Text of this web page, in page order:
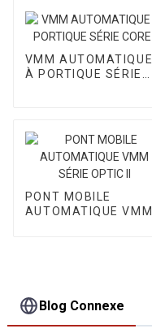
VMM AUTOMATIQUE
À PORTIQUE SÉRIE
PONT MOBILE
AUTOMATIQUE VMM
Blog Connexe